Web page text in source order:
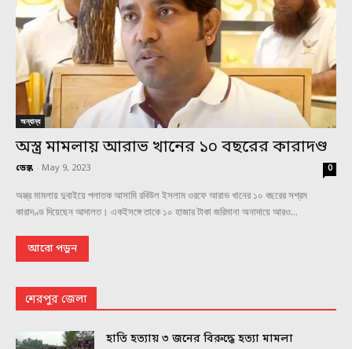
অন্যান্য
অস্ত্র মামলায় আরাভ খানের ১০ বছরের কারাদণ্ড
ডেস্ক - May 9, 2023 0
অস্ত্র মামলায় দুবাইয়ে পলাতক আসামি রবিউল ইসলাম ওরফে আরাভ খানের ১০ বছরের সশ্রম
কারাদণ্ড দিয়েছেন আদালত। একইসঙ্গে তাকে ১০ হাজার টাকা জরিমানা অনাদায়ে আরও...
আরো পড়ুন
শেরপুর জেলা
হাতি হত্যায় ৩ জনের বিরুদ্ধে হত্যা মামলা